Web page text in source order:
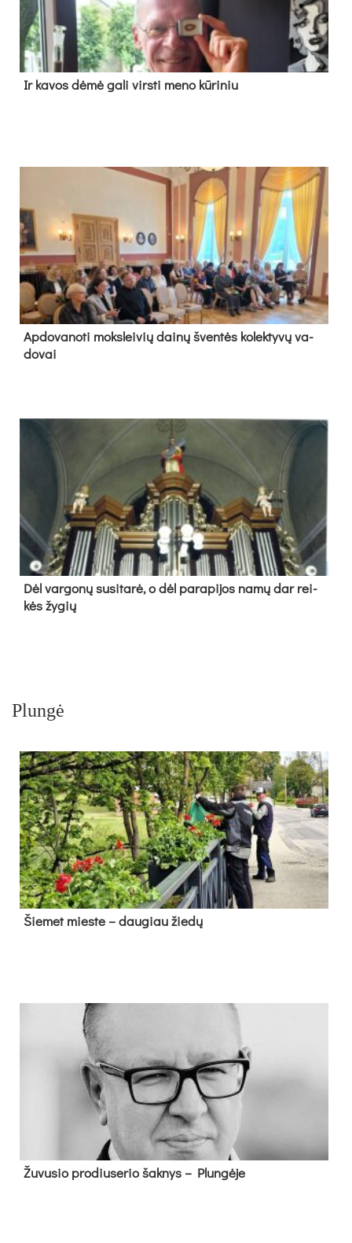
Ir ka­vos dė­mė ga­li virs­ti me­no kū­ri­niu
Ap­do­va­no­ti moks­lei­vių dai­nų šven­tės ko­lek­ty­vų va­
do­vai
Dėl var­go­nų su­si­ta­rė, o dėl pa­ra­pi­jos na­mų dar rei­
kės žy­gių
Plungė
Šie­met mies­te – dau­giau žie­dų
Žu­vu­sio pro­diu­se­rio šak­nys – Plun­gė­je